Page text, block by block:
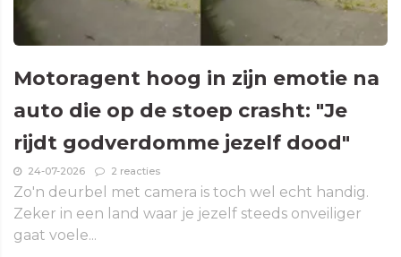
Motoragent hoog in zijn emotie na
auto die op de stoep crasht: "Je
rijdt godverdomme jezelf dood"
24-07-2026 2 reacties
Zo'n deurbel met camera is toch wel echt handig.
Zeker in een land waar je jezelf steeds onveiliger
gaat voele...